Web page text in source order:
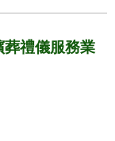
禮儀服務業